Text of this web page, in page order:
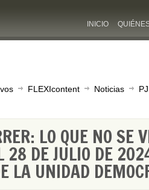
INICIO
FLEXIcontent Noticias
LO QUE NO SE
28 DE JULIO DE
LA UNIDAD